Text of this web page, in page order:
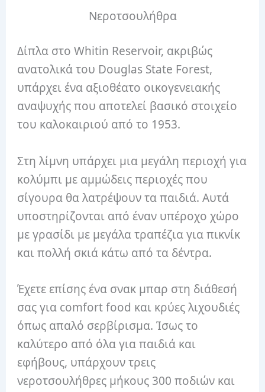
Νεροτσουλήθρα
Δίπλα στο Whitin Reservoir, ακριβώς
ανατολικά του Douglas State Forest,
υπάρχει ένα αξιοθέατο οικογενειακής
αναψυχής που αποτελεί βασικό στοιχείο
του καλοκαιριού από το 1953.
Στη λίμνη υπάρχει μια μεγάλη περιοχή για
κολύμπι με αμμώδεις περιοχές που
σίγουρα θα λατρέψουν τα παιδιά.Αυτά
υποστηρίζονται από έναν υπέροχο χώρο
με γρασίδι με μεγάλα τραπέζια για πικνίκ
και πολλή σκιά κάτω από τα δέντρα.
Έχετε επίσης ένα σνακ μπαρ στη διάθεσή
σας για comfort food και κρύες λιχουδιές
όπως απαλό σερβίρισμα.Ίσως το
καλύτερο από όλα για παιδιά και
εφήβους, υπάρχουν τρεις
νεροτσουλήθρες μήκους 300 ποδιών και